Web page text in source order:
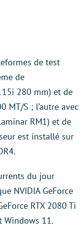
de test
de
280 mm) et de
MT/S ; l’autre avec
RM1) et de
est installé sur
du jour
NVIDIA GeForce
RTX 2080 Ti
Windows 11.